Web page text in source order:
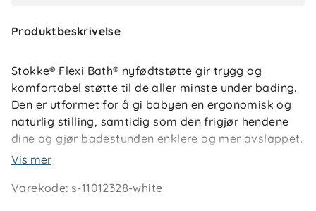
Produktbeskrivelse
Stokke® Flexi Bath® nyfødtstøtte gir trygg og
komfortabel støtte til de aller minste under bading.
Den er utformet for å gi babyen en ergonomisk og
naturlig stilling, samtidig som den frigjør hendene
dine og gjør badestunden enklere og mer avslappet.
eller Flexi Bath XL, og holder seg stabil i vannet.
Vis mer
Varekode:s-11012328-white